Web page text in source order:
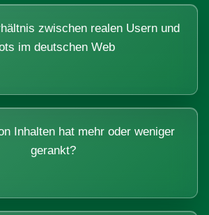
zwischen realen Usern und
im deutschen Web
Inhalten hat mehr oder weniger
gerankt?